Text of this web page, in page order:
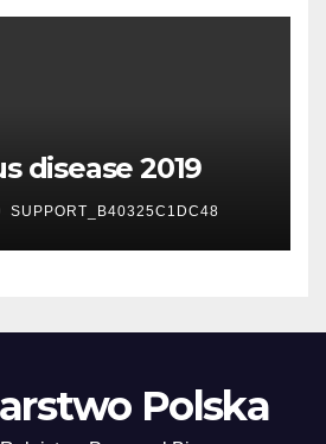
disease 2019
SUPPORT_B40325C1DC48
Polska